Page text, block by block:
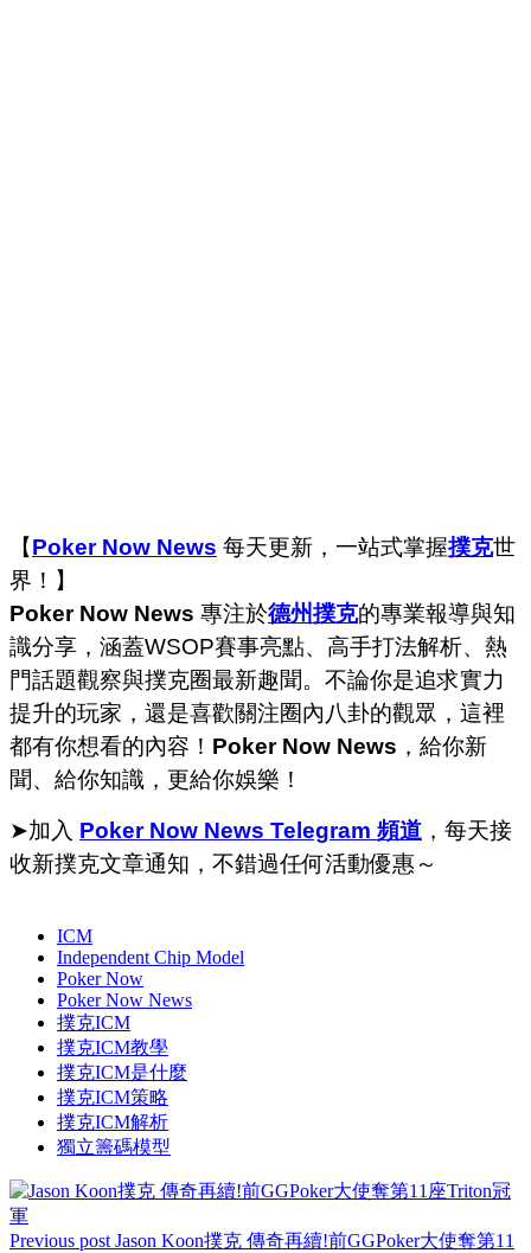
【Poker Now News 每天更新，一站式掌握撲克世
界！】
Poker Now News 專注於德州撲克的專業報導與知
識分享，涵蓋WSOP賽事亮點、高手打法解析、熱
門話題觀察與撲克圈最新趣聞。不論你是追求實力
提升的玩家，還是喜歡關注圈內八卦的觀眾，這裡
都有你想看的內容！ Poker Now News ，給你新
聞、給你知識，更給你娛樂！
➤加入 Poker Now News Telegram 頻道 ，每天接
收新撲克文章通知，不錯過任何活動優惠～
ICM
Independent Chip Model
Poker Now
Poker Now News
撲克ICM
撲克ICM教學
撲克ICM是什麼
撲克ICM策略
撲克ICM解析
獨立籌碼模型
Previous post Jason Koon撲克 傳奇再續!前GGPoker大使奪第11